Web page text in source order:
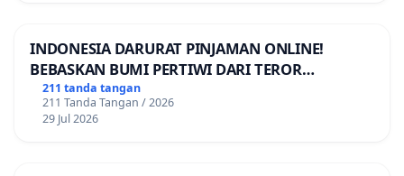
INDONESIA DARURAT PINJAMAN ONLINE!
BEBASKAN BUMI PERTIWI DARI TEROR
PINJAMAN ONLINE! TUTUP PINJOL!
211 tanda tangan
211 Tanda Tangan / 2026
29 Jul 2026